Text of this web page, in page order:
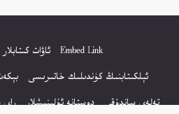
Embed Link ئاۋات كىتابلار
ئېلكىتابنىڭ كۈندىلىك خاتىرىسى
تەلەي ساندۇقى
دوستانە ئۇلىنىشلار